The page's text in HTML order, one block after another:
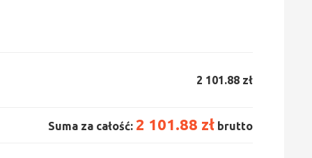
2 101.88 zł
Suma za całość: 2 101.88 zł brutto